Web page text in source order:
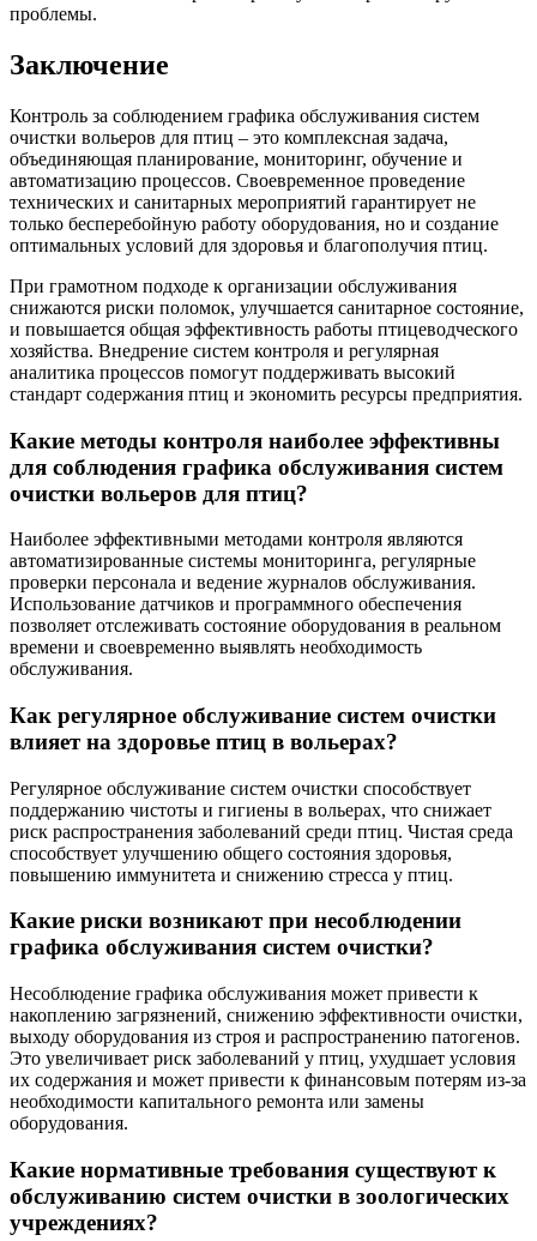
проблемы.
Заключение
Контроль за соблюдением графика обслуживания систем
очистки вольеров для птиц – это комплексная задача,
объединяющая планирование, мониторинг, обучение и
автоматизацию процессов. Своевременное проведение
технических и санитарных мероприятий гарантирует не
только бесперебойную работу оборудования, но и создание
оптимальных условий для здоровья и благополучия птиц.
При грамотном подходе к организации обслуживания
снижаются риски поломок, улучшается санитарное состояние,
и повышается общая эффективность работы птицеводческого
хозяйства. Внедрение систем контроля и регулярная
аналитика процессов помогут поддерживать высокий
стандарт содержания птиц и экономить ресурсы предприятия.
Какие методы контроля наиболее эффективны
для соблюдения графика обслуживания систем
очистки вольеров для птиц?
Наиболее эффективными методами контроля являются
автоматизированные системы мониторинга, регулярные
проверки персонала и ведение журналов обслуживания.
Использование датчиков и программного обеспечения
позволяет отслеживать состояние оборудования в реальном
времени и своевременно выявлять необходимость
обслуживания.
Как регулярное обслуживание систем очистки
влияет на здоровье птиц в вольерах?
Регулярное обслуживание систем очистки способствует
поддержанию чистоты и гигиены в вольерах, что снижает
риск распространения заболеваний среди птиц. Чистая среда
способствует улучшению общего состояния здоровья,
повышению иммунитета и снижению стресса у птиц.
Какие риски возникают при несоблюдении
графика обслуживания систем очистки?
Несоблюдение графика обслуживания может привести к
накоплению загрязнений, снижению эффективности очистки,
выходу оборудования из строя и распространению патогенов.
Это увеличивает риск заболеваний у птиц, ухудшает условия
их содержания и может привести к финансовым потерям из-за
необходимости капитального ремонта или замены
оборудования.
Какие нормативные требования существуют к
обслуживанию систем очистки в зоологических
учреждениях?